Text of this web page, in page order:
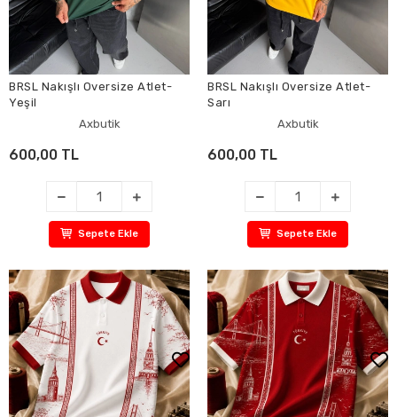
BRSL Nakışlı Oversize Atlet-
Yeşil
Axbutik
600,00 TL
Sepete Ekle
BRSL Nakışlı Oversize Atlet-
Sarı
Axbutik
600,00 TL
Sepete Ekle